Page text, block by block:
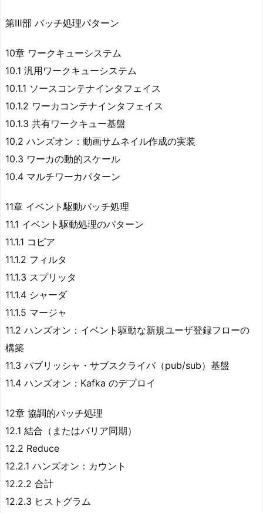
第Ⅲ部 バッチ処理パターン
10章 ワークキューシステム
10.1 汎用ワークキューシステム
10.1.1 ソースコンテナインタフェイス
10.1.2 ワーカコンテナインタフェイス
10.1.3 共有ワークキュー基盤
10.2 ハンズオン：動画サムネイル作成の実装
10.3 ワーカの動的スケール
10.4 マルチワーカパターン
11章 イベント駆動バッチ処理
11.1 イベント駆動処理のパターン
11.1.1 コピア
11.1.2 フィルタ
11.1.3 スプリッタ
11.1.4 シャーダ
11.1.5 マージャ
11.2 ハンズオン：イベント駆動な新規ユーザ登録フローの
構築
11.3 パブリッシャ・サブスクライバ（pub/sub）基盤
11.4 ハンズオン：Kafka のデプロイ
12章 協調的バッチ処理
12.1 結合（またはバリア同期）
12.2 Reduce
12.2.1 ハンズオン：カウント
12.2.2 合計
12.2.3 ヒストグラム